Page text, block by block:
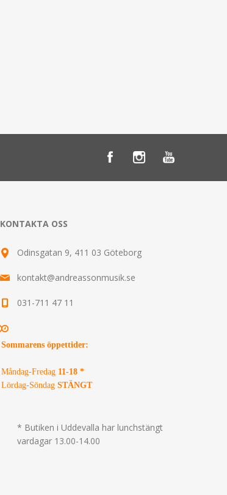
KONTAKTA OSS
Odinsgatan 9, 411 03 Göteborg
kontakt@andreassonmusik.se
031-711 47 11
Sommarens öppettider:
Måndag-Fredag 11-18 *
Lördag-Söndag STÄNGT
* Butiken i Uddevalla har lunchstängt
vardagar 13.00-14.00